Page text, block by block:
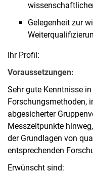
Gelegenheit zur
Ihr Profil:
Voraussetzungen:
Sehr gute Kenntnisse
Forschungsmethoden,
abgesicherter
Messzeitpunkte
der Grundlagen von
entsprechenden
Erwünscht sind: